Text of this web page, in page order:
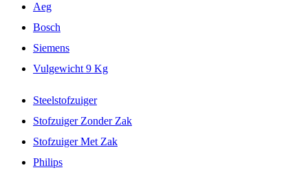
Aeg
Bosch
Siemens
Vulgewicht 9 Kg
Steelstofzuiger
Stofzuiger Zonder Zak
Stofzuiger Met Zak
Philips